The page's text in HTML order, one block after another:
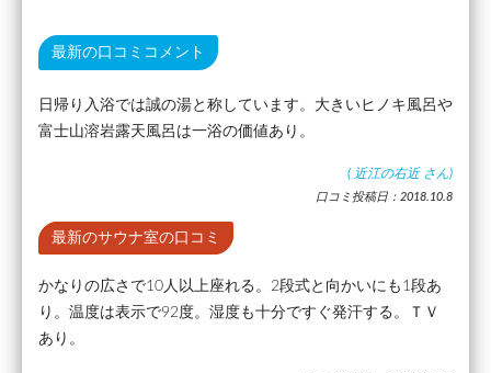
最新の口コミコメント
日帰り入浴では誠の湯と称しています。大きいヒノキ風呂や
富士山溶岩露天風呂は一浴の価値あり。
( 近江の右近 さん)
口コミ投稿日：2018.10.8
最新のサウナ室の口コミ
かなりの広さで10人以上座れる。2段式と向かいにも1段あ
り。温度は表示で92度。湿度も十分ですぐ発汗する。ＴＶ
あり。